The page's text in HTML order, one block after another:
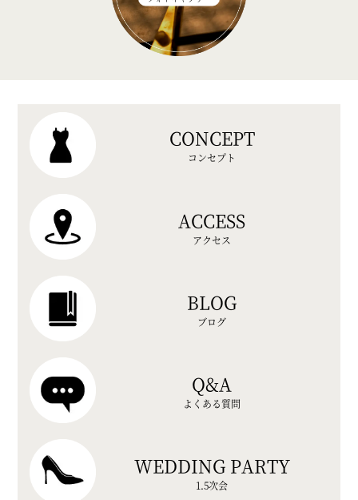
CONCEPT
コンセプト
ACCESS
アクセス
BLOG
ブログ
Q&A
よくある質問
WEDDING PARTY
1.5次会